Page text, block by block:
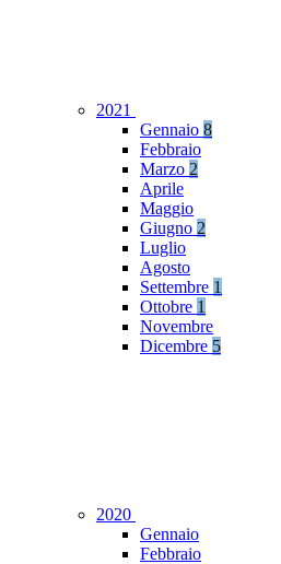
2021
Gennaio 8
Febbraio
Marzo 2
Aprile
Maggio
Giugno 2
Luglio
Agosto
Settembre 1
Ottobre 1
Novembre
Dicembre 5
2020
Gennaio
Febbraio